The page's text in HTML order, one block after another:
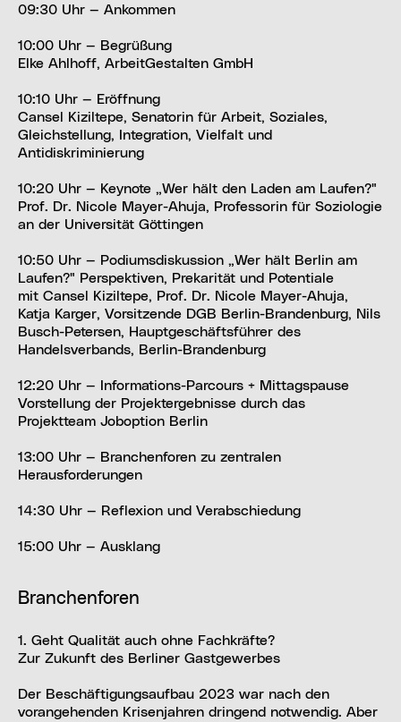
09:30 Uhr — Ankommen
10:00 Uhr — Begrüßung
Elke Ahlhoff, ArbeitGestalten GmbH
10:10 Uhr — Eröffnung
Cansel Kiziltepe, Senatorin für Arbeit, Soziales,
Gleichstellung, Integration, Vielfalt und
Antidiskriminierung
10:20 Uhr — Keynote „Wer hält den Laden am Laufen?"
Prof. Dr. Nicole Mayer-Ahuja, Professorin für Soziologie
an der Universität Göttingen
10:50 Uhr — Podiumsdiskussion „Wer hält Berlin am
Laufen?" Perspektiven, Prekarität und Potentiale
mit Cansel Kiziltepe, Prof. Dr. Nicole Mayer-Ahuja,
Katja Karger, Vorsitzende DGB Berlin-Brandenburg, Nils
Busch-Petersen, Hauptgeschäftsführer des
Handelsverbands, Berlin-Brandenburg
12:20 Uhr — Informations-Parcours + Mittagspause
Vorstellung der Projektergebnisse durch das
Projektteam Joboption Berlin
13:00 Uhr — Branchenforen zu zentralen
Herausforderungen
14:30 Uhr — Reflexion und Verabschiedung
15:00 Uhr — Ausklang
Branchenforen
1. Geht Qualität auch ohne Fachkräfte?
Zur Zukunft des Berliner Gastgewerbes
Der Beschäftigungsaufbau 2023 war nach den
vorangehenden Krisenjahren dringend notwendig. Aber